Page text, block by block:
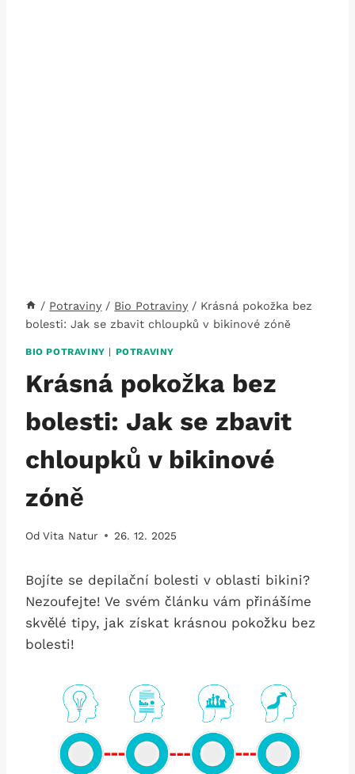
/ Potraviny / Bio Potraviny / Krásná pokožka bez
bolesti: Jak se zbavit chloupků v bikinové zóně
BIO POTRAVINY | POTRAVINY
Krásná pokožka bez
bolesti: Jak se zbavit
chloupků v bikinové
zóně
Od Vita Natur 26. 12. 2025
Bojíte ⁤se depilační bolesti v ​oblasti bikini?
‌Nezoufejte! Ve svém článku vám přinášíme
skvělé tipy, jak získat krásnou pokožku bez
bolesti!